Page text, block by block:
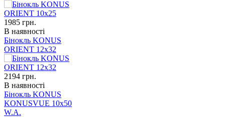
1985 грн.
В наявності
Бінокль KONUS
ORIENT 12x32
2194 грн.
В наявності
Бінокль KONUS
KONUSVUE 10x50
W.A.